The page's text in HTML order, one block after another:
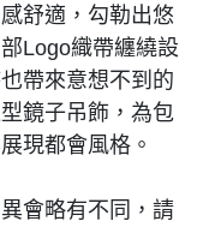
舒適，勾勒出悠
Logo織帶纏繞設
帶來意想不到的
鏡子吊飾，為包
現都會風格。
會略有不同，請